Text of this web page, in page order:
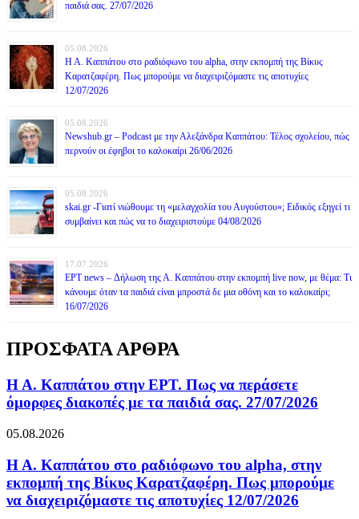
παιδιά σας. 27/07/2026
05.08.2026
Η Α. Καππάτου στο ραδιόφωνο του alpha, στην εκπομπή της Βίκυς
Καρατζαφέρη. Πως μπορούμε να διαχειριζόμαστε τις αποτυχίες
12/07/2026
05.08.2026
Newshub.gr – Podcast με την Αλεξάνδρα Καππάτου: Τέλος σχολείου, πώς
περνούν οι έφηβοι το καλοκαίρι 26/06/2026
05.08.2026
skai.gr -Γιατί νιώθουμε τη «μελαγχολία του Αυγούστου»; Ειδικός εξηγεί τι
συμβαίνει και πώς να το διαχειριστούμε 04/08/2026
17.07.2026
ΕΡΤ news – Δήλωση της Α. Καππάτου στην εκπομπή live now, με θέμα: Τι
κάνουμε όταν τα παιδιά είναι μπροστά δε μια οθόνη και το καλοκαίρι;
16/07/2026
ΠΡΟΣΦΑΤΑ ΑΡΘΡΑ
Η Α. Καππάτου στην ΕΡΤ. Πως να περάσετε
όμορφες διακοπές με τα παιδιά σας. 27/07/2026
05.08.2026
Η Α. Καππάτου στο ραδιόφωνο του alpha, στην
εκπομπή της Βίκυς Καρατζαφέρη. Πως μπορούμε
να διαχειριζόμαστε τις αποτυχίες 12/07/2026